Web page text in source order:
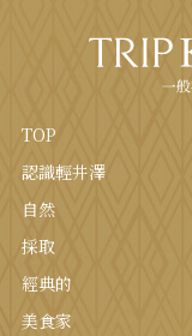
TOP
認識輕井澤
自然
採取
經典的
美食家